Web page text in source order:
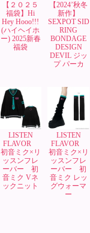
【２０２５
福袋】Hi
Hey Hooo!!!
(ハイヘイホ
ー) 2025新春
福袋
【2024’秋冬
新作】
SEXPOT SID
RING
BONDAGE
DESIGN
DEVIL ジッ
プ パーカ
LISTEN
FLAVOR
初音ミク×リ
ッスンフレ
ーバー 初
音ミク Vネ
ックニット
LISTEN
FLAVOR
初音ミク×リ
ッスンフレ
ーバー 初
音ミク レッ
グウォーマ
ー